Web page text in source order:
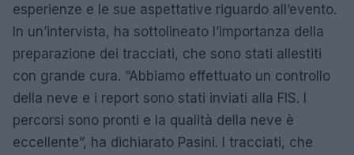
esperienze e le sue aspettative riguardo all’evento.
In un’intervista, ha sottolineato l’importanza della
preparazione dei tracciati, che sono stati allestiti
con grande cura. “Abbiamo effettuato un controllo
della neve e i report sono stati inviati alla FIS. I
percorsi sono pronti e la qualità della neve è
eccellente”, ha dichiarato Pasini. I tracciati, che